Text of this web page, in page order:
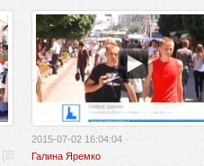
2015-07-02 16:04:04 ·
Галина Яремко